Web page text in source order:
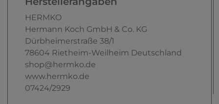
HERMKO
Hermann Koch GmbH & Co. KG
Dürbheimerstraße 38/1
78604 Rietheim-Weilheim Deutschland
shop@hermko.de
www.hermko.de
07424/2929